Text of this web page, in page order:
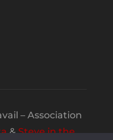
– Association
&Steve in the